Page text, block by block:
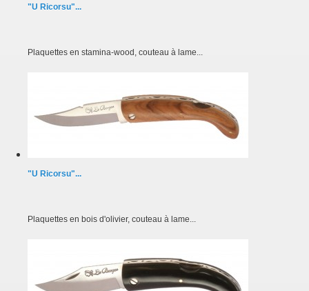
"U Ricorsu"...
Plaquettes en stamina-wood, couteau à lame...
"U Ricorsu"...
Plaquettes en bois d'olivier, couteau à lame...